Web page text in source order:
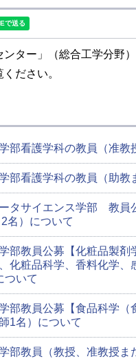
ター」（総合工学分野
ださい。
部看護学科の教員（准教
部看護学科の教員（助教
タサイエンス学部 教員
名）について
部教員公募【化粧品製
化粧品科学、香料化学
ついて
部教員公募【食品科学
1名）について
部教員（教授、准教授